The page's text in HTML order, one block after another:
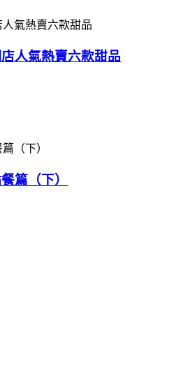
人氣熱賣六款甜品
篇（下）